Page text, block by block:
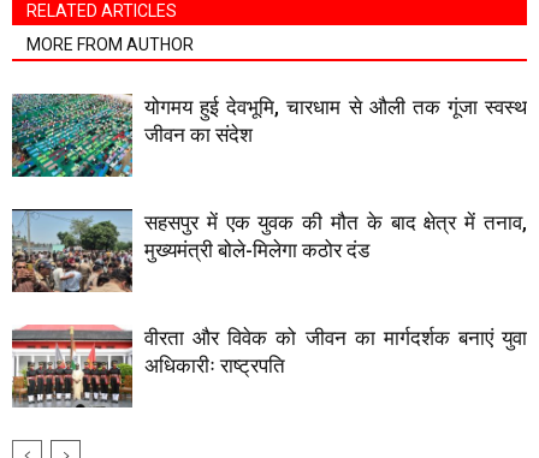
RELATED ARTICLES
MORE FROM AUTHOR
योगमय हुई देवभूमि, चारधाम से औली तक गूंजा स्वस्थ
जीवन का संदेश
सहसपुर में एक युवक की मौत के बाद क्षेत्र में तनाव,
मुख्यमंत्री बोले-मिलेगा कठोर दंड
वीरता और विवेक को जीवन का मार्गदर्शक बनाएं युवा
अधिकारीः राष्ट्रपति